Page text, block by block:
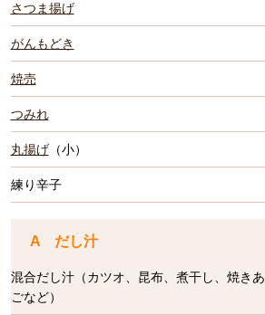
さつま揚げ
がんもどき
焼売
つみれ
丸揚げ（小）
練り辛子
A だし汁
混合だし汁（カツオ、昆布、煮干し、焼きあ
ごなど）